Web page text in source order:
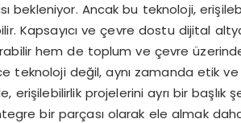
bekleniyor. Ancak bu teknoloji,
Kapsayıcı ve çevre dostu dijital
hem de toplum ve çevre
teknoloji değil, aynı zamanda etik
projelerini ayrı bir başlık
bir parçası olarak ele almak